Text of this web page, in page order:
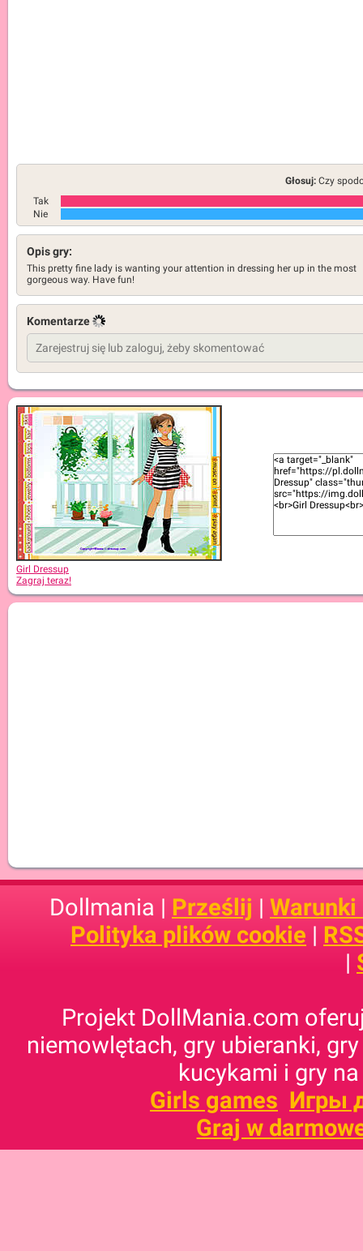
Głosuj: Czy
Tak
Nie
Opis gry:
This pretty fine lady is wanting your attention in dressing her up in the most
gorgeous way. Have fun!
Komentarze
Girl Dressup
Zagraj teraz!
Dollmania | Prześlij |
Polityka plików cookie |
|
Projekt DollMania.com
niemowlętach, gry ubieranki,
kucykami i gry
Girls games Игры
Graj w